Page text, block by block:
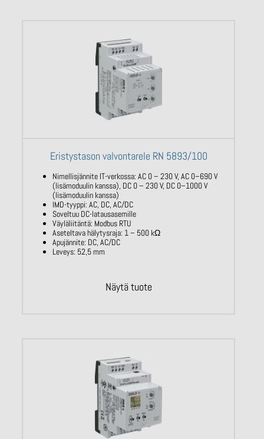
Eristystason valvontarele RN 5893/100
Nimellisjännite IT-verkossa: AC 0 – 230 V,AC 0–690 V
(lisämoduulin kanssa), DC 0 –230 V, DC 0–1000 V
(lisämoduulin kanssa)
IMD-tyyppi: AC, DC, AC/DC
Soveltuu DC-latausasemille
Väyläliitäntä: Modbus RTU
Aseteltava hälytysraja: 1 – 500 kΩ
Apujännite: DC, AC/DC
Leveys: 52,5 mm
Näytä tuote